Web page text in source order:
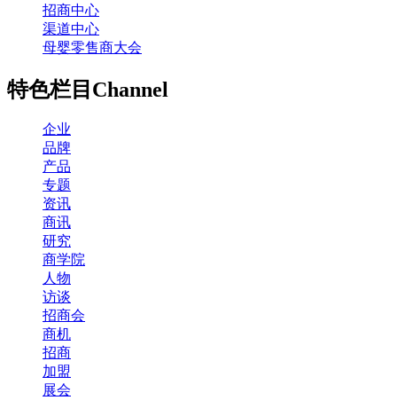
招商中心
渠道中心
母婴零售商大会
特色栏目 Channel
企业
品牌
产品
专题
资讯
商讯
研究
商学院
人物
访谈
招商会
商机
招商
加盟
展会